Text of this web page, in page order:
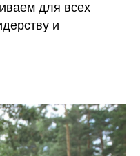
для всех
и